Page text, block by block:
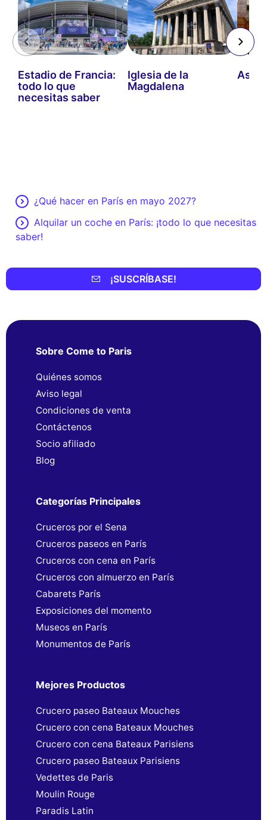
Estadio de Francia:
todo lo que
necesitas saber
Iglesia de la
Magdalena
¿Qué hacer en París en mayo 2027?
Alquilar un coche en París: ¡todo lo que necesitas
saber!
¡SUSCRÍBASE!
Sobre Come to Paris
Quiénes somos
Aviso legal
Condiciones de venta
Contáctenos
Socio afiliado
Blog
Categorías Principales
Cruceros por el Sena
Cruceros paseos en París
Cruceros con cena en París
Cruceros con almuerzo en París
Cabarets París
Exposiciones del momento
Museos en París
Monumentos de París
Mejores Productos
Crucero paseo Bateaux Mouches
Crucero con cena Bateaux Mouches
Crucero con cena Bateaux Parisiens
Crucero paseo Bateaux Parisiens
Vedettes de Paris
Moulin Rouge
Paradis Latin